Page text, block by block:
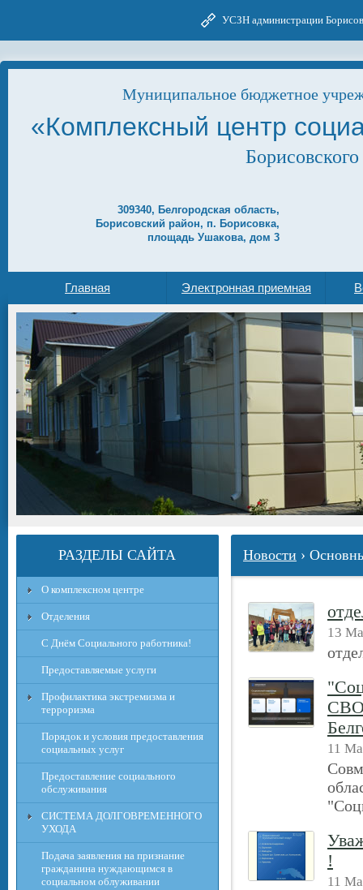
УСЗН администрации
Муниципальное бюджетное
«Комплексный центр
309340, Белгородская область,
Борисовский район, п. Борисовка,
площадь Ушакова, дом 3
Главная Электронная приемная
РАЗДЕЛЫ САЙТА
О комплексном центре
Отделения
С Днём Социального работника!
Предоставляемые услуги
Профилактика экстремизма и
терроризма
Порядок и условия предоставления
социальных услуг
Предоставление социального
обслуживания
СИСТЕМА ДОЛГОВРЕМЕННОГО
УХОДА
Подача заявления на признание
гражданина нуждающимся в
социальном облуживании
Новости ›
13
11
!
11